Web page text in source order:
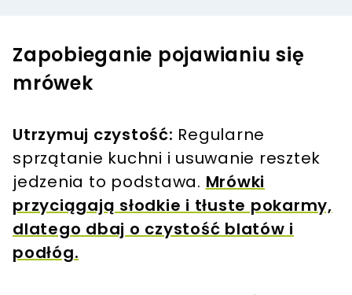
Zapobieganie pojawianiu się
mrówek
Utrzymuj czystość: Regularne
sprzątanie kuchni i usuwanie resztek
jedzenia to podstawa. Mrówki
przyciągają słodkie i tłuste pokarmy,
dlatego dbaj o czystość blatów i
podłóg.